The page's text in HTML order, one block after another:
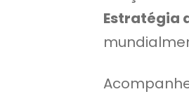
Estratégia